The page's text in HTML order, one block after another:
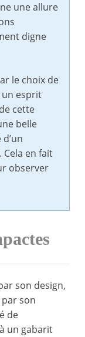
une allure
digne
le choix de
un esprit
cette
belle
. Cela en fait
observer
son design,
son
de
un gabarit